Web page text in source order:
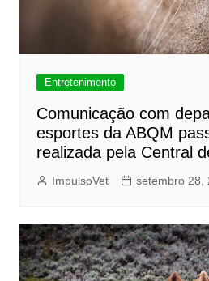
Entretenimento
Comunicação com
esportes da ABQM
realizada pela Central
ImpulsoVet setembro 28,